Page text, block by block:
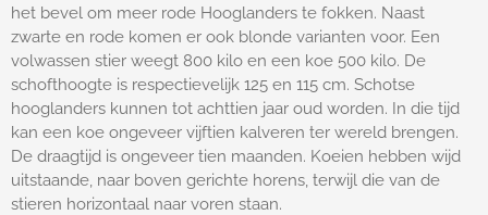
het bevel om meer rode Hooglanders te fokken. Naast
zwarte en rode komen er ook blonde varianten voor. Een
volwassen stier weegt 800 kilo en een koe 500 kilo. De
schofthoogte is respectievelijk 125 en 115 cm. Schotse
hooglanders kunnen tot achttien jaar oud worden. In die tijd
kan een koe ongeveer vijftien kalveren ter wereld brengen.
De draagtijd is ongeveer tien maanden. Koeien hebben wijd
uitstaande, naar boven gerichte horens, terwijl die van de
stieren horizontaal naar voren staan.